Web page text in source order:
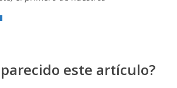
este artículo?